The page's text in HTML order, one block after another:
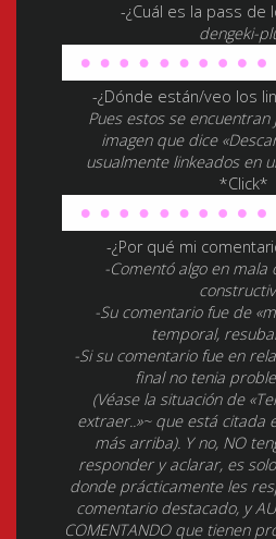
-¿Cuál es la pass de
dengeki-
-¿Dónde están/veo los
Pues estos se
imagen que dice
usualmente linkeados en
*Click*
-¿Por qué mi
-Comentó algo en mala
-Su comentario fue de
temporal,
-Si su comentario fue en
final no tenia
(Véase la situación de
extraer..»~ que está citada
más arriba). Y no, NO
responder y aclarar, es
donde prácticamente les
comentario destacado, y
COMENTANDO que tienen